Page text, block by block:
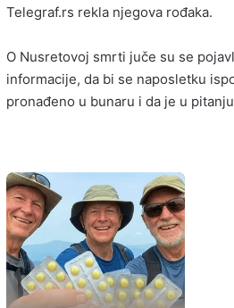
Telegraf.rs rekla njegova rođaka.
O Nusretovoj smrti juče su se
informacije, da bi se naposletku
pronađeno u bunaru i da je u